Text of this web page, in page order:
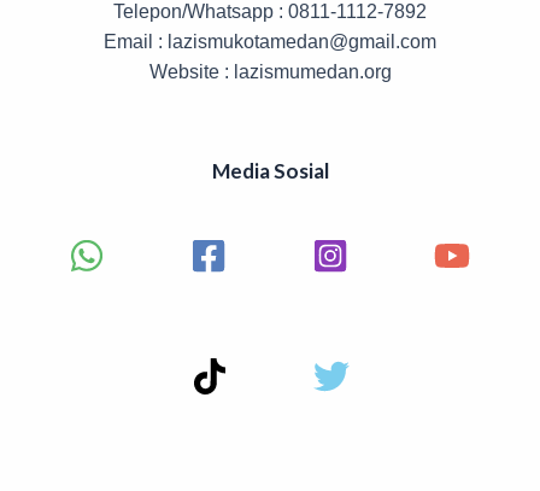
Telepon/Whatsapp : 0811-1112-7892
Email : lazismukotamedan@gmail.com
Website : lazismumedan.org
Media Sosial